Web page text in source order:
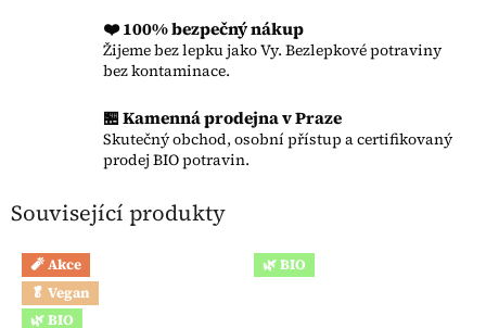
❤️ 100% bezpečný nákup
Žijeme bez lepku jako Vy. Bezlepkové potraviny
bez kontaminace.
🏪 Kamenná prodejna v Praze
Skutečný obchod, osobní přístup a certifikovaný
prodej BIO potravin.
Související produkty
🧨 Akce
🥬 Vegan
🌿 BIO
🌿 BIO